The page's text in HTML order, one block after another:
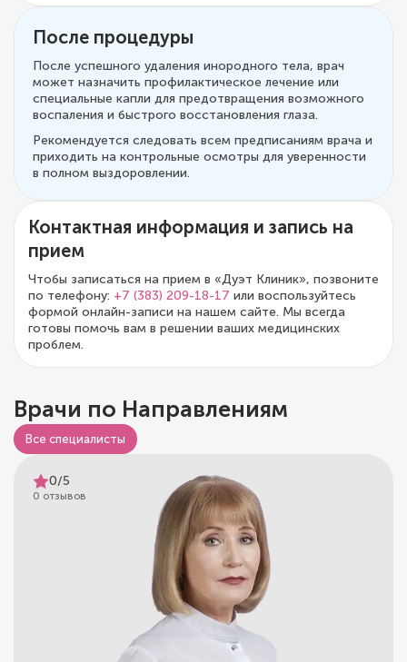
После процедуры
После успешного удаления инородного тела, врач
может назначить профилактическое лечение или
специальные капли для предотвращения возможного
воспаления и быстрого восстановления глаза.
Рекомендуется следовать всем предписаниям врача и
приходить на контрольные осмотры для уверенности
в полном выздоровлении.
Контактная информация и запись на
прием
Чтобы записаться на прием в «Дуэт Клиник», позвоните
по телефону: +7 (383) 209-18-17 или воспользуйтесь
формой онлайн-записи на нашем сайте. Мы всегда
готовы помочь вам в решении ваших медицинских
проблем.
Врачи по Направлениям
Все специалисты
0/5
0 отзывов